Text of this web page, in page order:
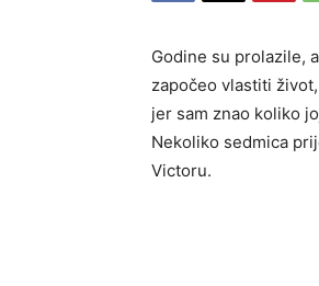
Godine su prolazile,
započeo vlastiti
jer sam znao koliko
Nekoliko sedmica
Victoru.